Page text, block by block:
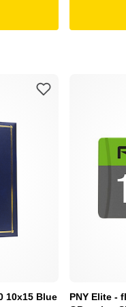
10x15 Blue
PNY Elite -